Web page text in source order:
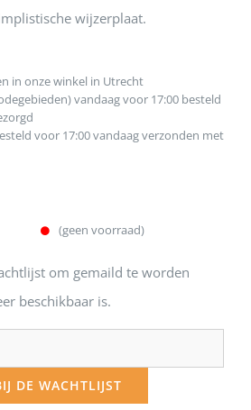
wijzerplaat.
in onze winkel in Utrecht
vandaag voor 17:00 besteld
voor 17:00 vandaag verzonden met
(geen voorraad)
om gemaild te worden
beschikbaar is.
DE WACHTLIJST